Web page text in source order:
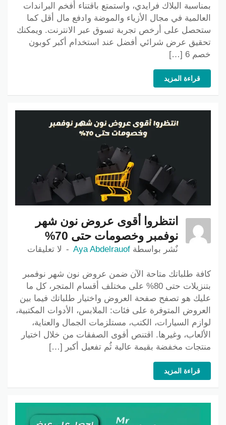
بمناسبة البلاك فرايدي، واستمتع باقتناء أفخم البراندات
العالمية في مجال الأزياء والموضة وادفع مال أقل كما
ستحصل على أرخص تجربة تسوق عبر الانترنت. ويمكنك
تحقيق عرض شرائي أفضل عند استخدام أكبر كوبون
خصم 6 […]
قراءة المزيد
انتظروا أقوى عروض نون شهر
نوفمبر وخصومات حتى 70%
نٌشر بواسطة Aya Abdelrauof لا تعليقات
كافة طلباتك متاحة الآن ضمن عروض نون شهر نوفمبر
بتنزيلات حتى 80% على مختلف أقسام المتجر، كل ما
عليك هو تصفح صفحة العروض واختيار طلباتك فيما بين
العروض المتوفرة على فئات: الملابس، الأدوات المكتبية،
لوازم السيارات، الكتب، مستلزمات الجمال والعناية،
الألعاب، وغيرها. اقتنص أقوى الصفقات من خلال اختيار
منتجات مخفضة بقيمة عالية ثُم تفعيل أكبر […]
قراءة المزيد